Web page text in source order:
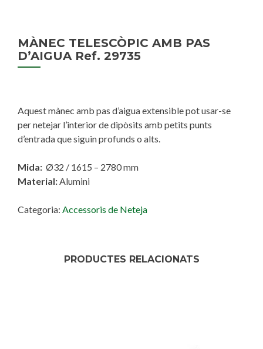
MÀNEC TELESCÒPIC AMB PAS
D’AIGUA Ref. 29735
Aquest mànec amb pas d’aigua extensible pot usar-se
per netejar l’interior de dipòsits amb petits punts
d’entrada que siguin profunds o alts.
Mida: Ø32 / 1615 – 2780 mm
Material:Alumini
Categoria: Accessoris de Neteja
PRODUCTES RELACIONATS